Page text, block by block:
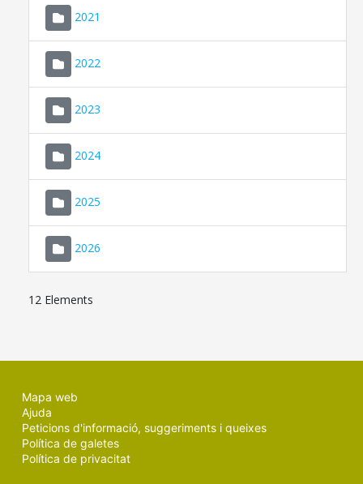
2021
2022
2023
2024
2025
2026
12 Elements
Mapa web
Ajuda
Peticions d'informació, suggeriments i queixes
Política de galetes
Política de privacitat